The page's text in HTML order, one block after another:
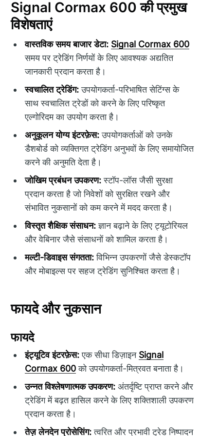
Signal Cormax 600 की प्रमुख
विशेषताएं
वास्तविक समय बाजार डेटा: Signal Cormax 600
समय पर ट्रेडिंग निर्णयों के लिए आवश्यक अद्यतित
जानकारी प्रदान करता है।
स्वचालित ट्रेडिंग:उपयोगकर्ता-परिभाषित सेटिंग्स के
साथ स्वचालित ट्रेडों को करने के लिए परिष्कृत
एल्गोरिदम का उपयोग करता है।
अनुकूलन योग्य इंटरफ़ेस:उपयोगकर्ताओं को उनके
डैशबोर्ड को व्यक्तिगत ट्रेडिंग अनुभवों के लिए समायोजित
करने की अनुमति देता है।
जोखिम प्रबंधन उपकरण:स्टॉप-लॉस जैसी सुरक्षा
प्रदान करता है जो निवेशों को सुरक्षित रखने और
संभावित नुकसानों को कम करने में मदद करता है।
विस्तृत शैक्षिक संसाधन:ज्ञान बढ़ाने के लिए ट्यूटोरियल
और वेबिनार जैसे संसाधनों को शामिल करता है।
मल्टी-डिवाइस संगतता:विभिन्न उपकरणों जैसे डेस्कटॉप
और मोबाइल्स पर सहज ट्रेडिंग सुनिश्चित करता है।
फायदे और नुकसान
फायदे
इंट्यूटिव इंटरफ़ेस:एक सीधा डिज़ाइन Signal
Cormax 600को उपयोगकर्ता-मित्रवत बनाता है।
उन्नत विश्लेषणात्मक उपकरण: अंतर्दृष्टि प्राप्त करने और
ट्रेडिंग में बढ़त हासिल करने के लिए शक्तिशाली उपकरण
प्रदान करता है।
तेज़ लेनदेन प्रोसेसिंग:त्वरित और प्रभावी ट्रेड निष्पादन